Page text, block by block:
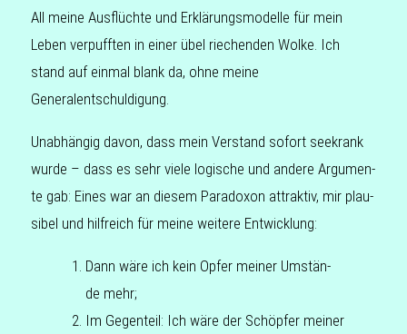
All meine Aus­flüch­te und Erklä­rungs­mo­del­le für mein
Leben ver­puff­ten in einer übel rie­chen­den Wolke. Ich
stand auf einmal blank da, ohne meine
Generalentschuldigung.
Unab­hän­gig davon, dass mein Ver­stand sofort see­krank
wurde – dass es sehr viele logi­sche und andere Argu­men­
te gab: Eines war an diesem Para­do­xon attrak­tiv, mir plau­
si­bel und hilf­reich für meine wei­te­re Entwicklung:
Dann wäre ich kein Opfer meiner Umstän­
de mehr;
Im Gegen­teil: Ich wäre der Schöp­fer meiner